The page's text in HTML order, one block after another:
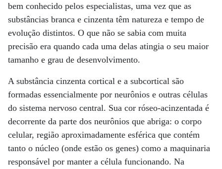
bem conhecido pelos especialistas, uma vez que as
substâncias branca e cinzenta têm natureza e tempo de
evolução distintos. O que não se sabia com muita
precisão era quando cada uma delas atingia o seu maior
tamanho e grau de desenvolvimento.
A substância cinzenta cortical e a subcortical são
formadas essencialmente por neurônios e outras células
do sistema nervoso central. Sua cor róseo-acinzentada é
decorrente da parte dos neurônios que abriga: o corpo
celular, região aproximadamente esférica que contém
tanto o núcleo (onde estão os genes) como a maquinaria
responsável por manter a célula funcionando. Na